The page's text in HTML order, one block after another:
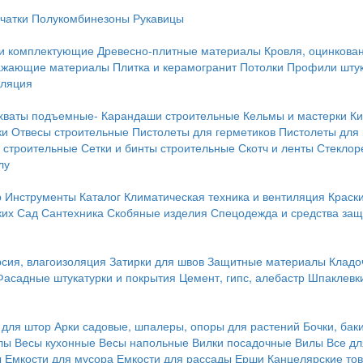
Полукомбинезоны Рукавицы
комплектующие Древесно-плитные материалы Кровля,
материалы Плитка и керамогранит Потолки Профили
подъемные- Карандаши строительные Кельмы и мастерки
Отвесы строительные Пистолеты для герметиков Пистолеты
Сетки и бинты строительные Скотч и ленты
Инструменты Каталог Климатическая техника и вентиляция
Сад Сантехника Скобяные изделия Спецодежда и средства
влагоизоляция Затирки для швов Защитные материалы
штукатурки и покрытия Цемент, гипс, алебастр
штор Арки садовые, шпалеры, опоры для растений Бочки,
Весы кухонные Весы напольные Вилки посадочные Вилы Все
Емкости для мусора Емкости для рассады Ерши Канцелярские